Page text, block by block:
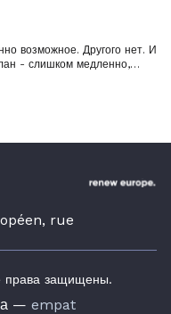
возможное. Другого нет. И
- слишком медленно,…
rue
защищены.
— empat